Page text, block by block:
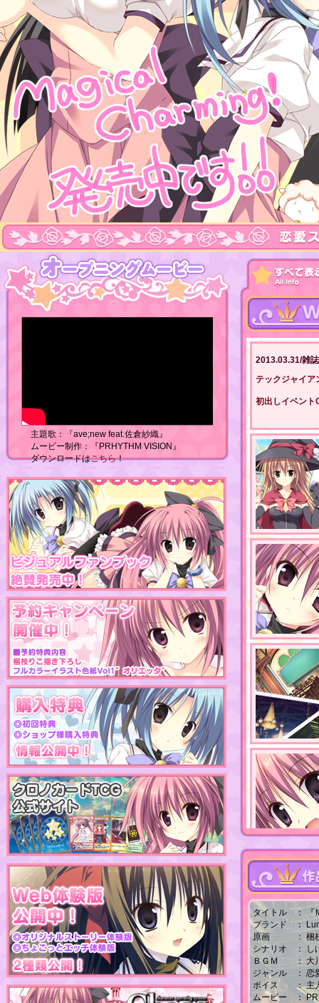
主題歌：『ave;new feat.佐倉紗織』
ムービー制作：『PRHYTHM VISION』
ダウンロードはこちら！
2013.03.31/雑
テックジャイア
初出しイベント
タイトル ： 『
ブランド
：
原画
： 梱
シナリオ
：
し
ＢＧＭ
： 大
ジャンル
： 恋
ボイス
： 主
ムービー
：